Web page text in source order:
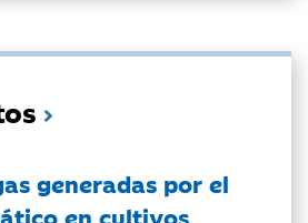
generadas por el